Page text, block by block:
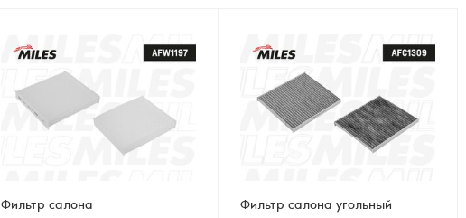
Фильтр салона Фильтр салона угольный